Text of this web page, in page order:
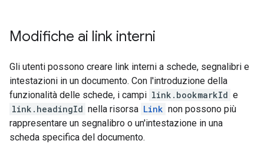
Modifiche ai link interni
Gli utenti possono creare link interni a schede, segnalibri e
intestazioni in un documento. Con l'introduzione della
funzionalità delle schede, i campi link.bookmarkId e
link.headingId nella risorsa Link non possono più
rappresentare un segnalibro o un'intestazione in una
scheda specifica del documento.